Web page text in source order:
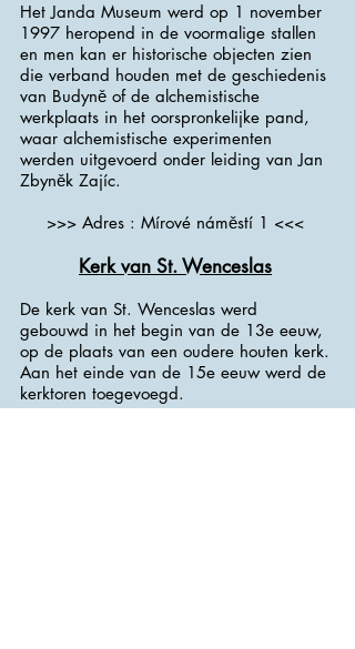
Het Janda Museum werd op 1 november
1997 heropend in de voormalige stallen
en men kan er historische objecten zien
die verband houden met de geschiedenis
van Budyně of de alchemistische
werkplaats in het oorspronkelijke pand,
waar alchemistische experimenten
werden uitgevoerd onder leiding van Jan
Zbyněk Zajíc.
>>> Adres : Mírové náměstí 1 <<<
Kerk van St. Wenceslas
De kerk van St. Wenceslas werd
gebouwd in het begin van de 13e eeuw,
op de plaats van een oudere houten kerk.
Aan het einde van de 15e eeuw werd de
kerktoren toegevoegd.